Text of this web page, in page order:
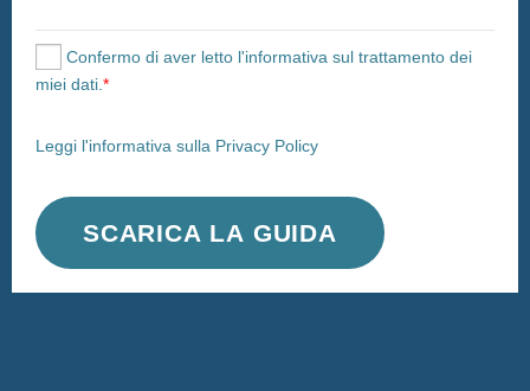
Confermo di aver letto l'informativa sul trattamento dei
miei dati. *
Leggi l'informativa sulla Privacy Policy
SCARICA LA GUIDA